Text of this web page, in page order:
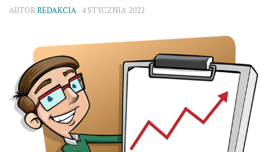
AUTORREDAKCJA · 4 STYCZNIA 2022